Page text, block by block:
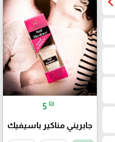
5 ₪
جابريني مناكير باسيفيك